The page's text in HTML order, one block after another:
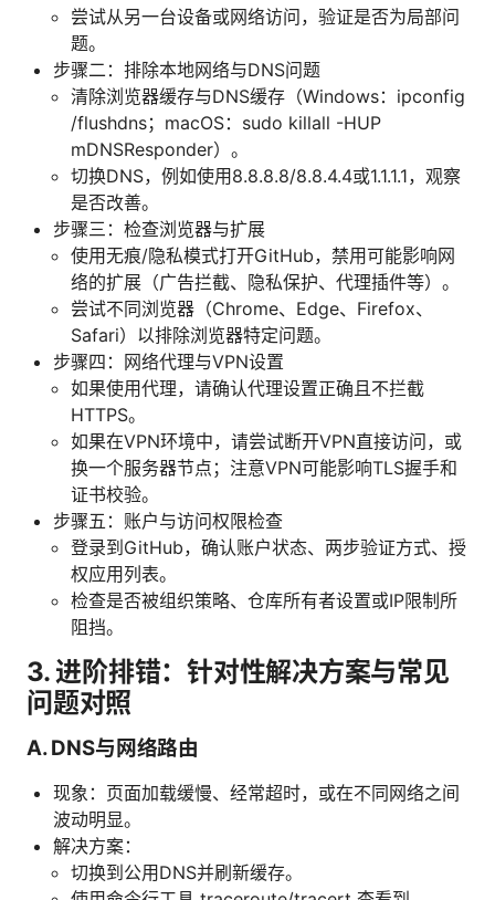
尝试从另一台设备或网络访问，验证是否为局部问
题。
步骤二：排除本地网络与DNS问题
清除浏览器缓存与DNS缓存（Windows：ipconfig
/flushdns；macOS：sudo killall -HUP
mDNSResponder）。
切换DNS，例如使用8.8.8.8/8.8.4.4或1.1.1.1，观察
是否改善。
步骤三：检查浏览器与扩展
使用无痕/隐私模式打开GitHub，禁用可能影响网
络的扩展（广告拦截、隐私保护、代理插件等）。
尝试不同浏览器（Chrome、Edge、Firefox、
Safari）以排除浏览器特定问题。
步骤四：网络代理与VPN设置
如果使用代理，请确认代理设置正确且不拦截
HTTPS。
如果在VPN环境中，请尝试断开VPN直接访问，或
换一个服务器节点；注意VPN可能影响TLS握手和
证书校验。
步骤五：账户与访问权限检查
登录到GitHub，确认账户状态、两步验证方式、授
权应用列表。
检查是否被组织策略、仓库所有者设置或IP限制所
阻挡。
3. 进阶排错：针对性解决方案与常见
问题对照
A. DNS与网络路由
现象：页面加载缓慢、经常超时，或在不同网络之间
波动明显。
解决方案：
切换到公用DNS并刷新缓存。